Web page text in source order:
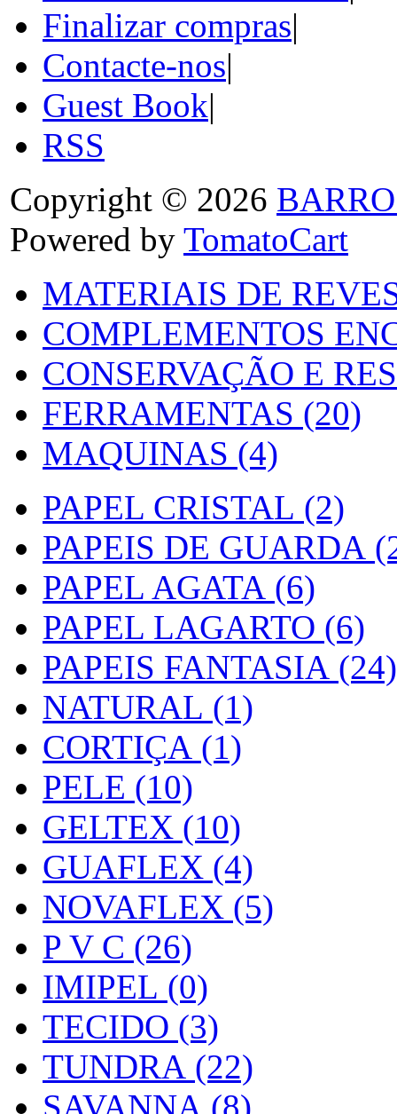
Finalizar compras|
Contacte-nos|
Guest Book|
RSS
Copyright © 2026
Powered by TomatoCart
MATERIAIS DE
COMPLEMENTOS
CONSERVAÇÃO E
FERRAMENTAS (20)
MAQUINAS (4)
PAPEL CRISTAL (2)
PAPEIS DE GUARDA
PAPEL AGATA (6)
PAPEL LAGARTO (6)
PAPEIS FANTASIA (24)
NATURAL (1)
CORTIÇA (1)
PELE (10)
GELTEX (10)
GUAFLEX (4)
NOVAFLEX (5)
P V C (26)
IMIPEL (0)
TECIDO (3)
TUNDRA (22)